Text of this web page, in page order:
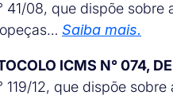
41/08, que dispõe sobre
Saiba mais.
ICMS N° 074,
119/12, que dispõe